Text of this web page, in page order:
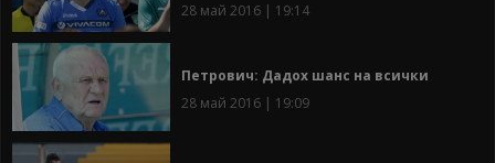
28 май 2016 | 19:14
Петрович: Дадох шанс на всички
28 май 2016 | 19:09